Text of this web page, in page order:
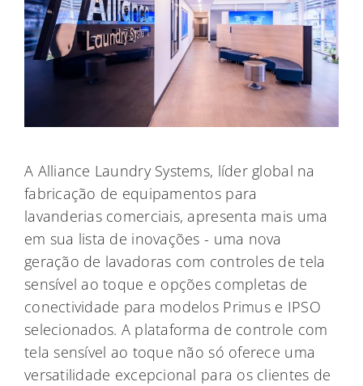
A Alliance Laundry Systems, líder global na
fabricação de equipamentos para
lavanderias comerciais, apresenta mais uma
em sua lista de inovações - uma nova
geração de lavadoras com controles de tela
sensível ao toque e opções completas de
conectividade para modelos Primus e IPSO
selecionados. A plataforma de controle com
tela sensível ao toque não só oferece uma
versatilidade excepcional para os clientes de